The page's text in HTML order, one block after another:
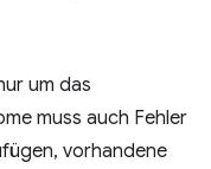
um das
muss auch Fehler
vorhandene